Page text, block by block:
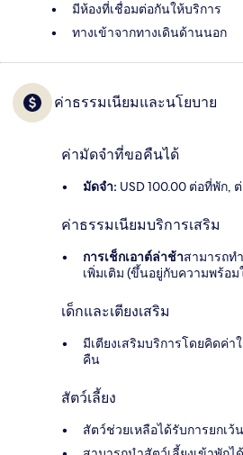
มีห้องที่เชื่อมต่อกันให้บริการ
ทางเข้าจากทางเดินด้านนอก
ค่าธรรมเนียมและนโยบาย
ค่ามัดจำที่ขอคืนได้
มัดจำ: USD 100.00 ต่อที่พัก,
ค่าธรรมเนียมบริการเสริม
การเช็กเอาต์ล่าช้าสามารถท
เพิ่มเติม (ขึ้นอยู่กับความพร้อ
เด็กและเตียงเสริม
มีเตียงเสริมบริการโดยคิดค่า
คืน
สัตว์เลี้ยง
สัตว์ช่วยเหลือได้รับการยกเว้